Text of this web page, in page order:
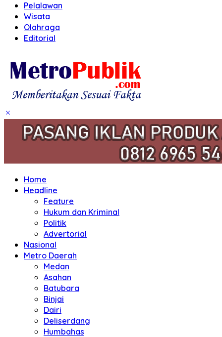
Pelalawan
Wisata
Olahraga
Editorial
Home
Headline
Feature
Hukum dan Kriminal
Politik
Advertorial
Nasional
Metro Daerah
Medan
Asahan
Batubara
Binjai
Dairi
Deliserdang
Humbahas